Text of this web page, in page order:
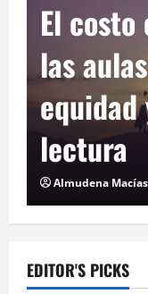
Moda
por lo
Paula Ochoa
EDITOR'S PICKS